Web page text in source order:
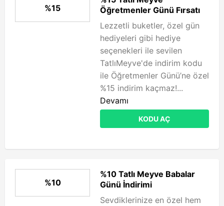
%15
Öğretmenler Günü Fırsatı
Lezzetli buketler, özel gün
hediyeleri gibi hediye
seçenekleri ile sevilen
TatlıMeyve'de indirim kodu
ile Öğretmenler Günü’ne özel
%15 indirim kaçmaz!...
Devamı
KODU AÇ
%10
%10 Tatlı Meyve Babalar
Günü İndirimi
Sevdiklerinize en özel hem